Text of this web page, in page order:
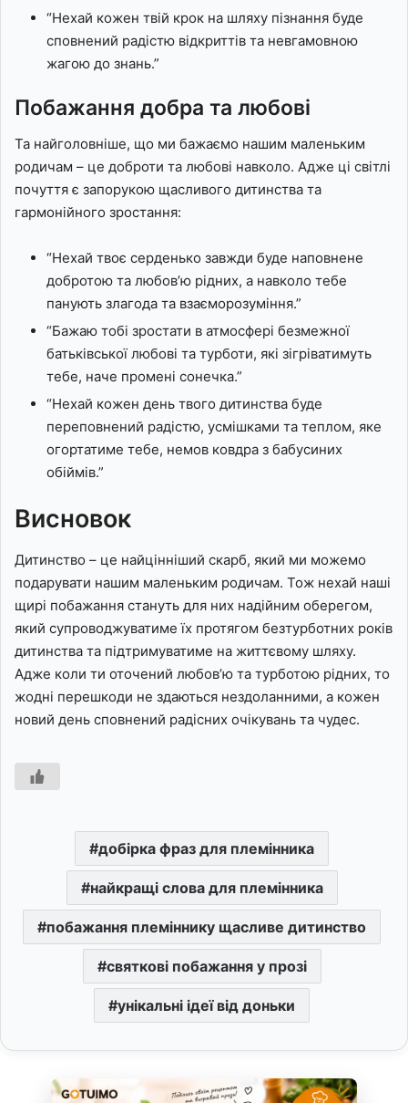
“Нехай кожен твій крок на шляху пізнання буде
сповнений радістю відкриттів та невгамовною
жагою до знань.”
Побажання добра та любові
Та найголовніше, що ми бажаємо нашим маленьким
родичам – це доброти та любові навколо. Адже ці світлі
почуття є запорукою щасливого дитинства та
гармонійного зростання:
“Нехай твоє серденько завжди буде наповнене
добротою та любов’ю рідних, а навколо тебе
панують злагода та взаєморозуміння.”
“Бажаю тобі зростати в атмосфері безмежної
батьківської любові та турботи, які зігріватимуть
тебе, наче промені сонечка.”
“Нехай кожен день твого дитинства буде
переповнений радістю, усмішками та теплом, яке
огортатиме тебе, немов ковдра з бабусиних
обіймів.”
Висновок
Дитинство – це найцінніший скарб, який ми можемо
подарувати нашим маленьким родичам. Тож нехай наші
щирі побажання стануть для них надійним оберегом,
який супроводжуватиме їх протягом безтурботних років
дитинства та підтримуватиме на життєвому шляху.
Адже коли ти оточений любов’ю та турботою рідних, то
жодні перешкоди не здаються нездоланними, а кожен
новий день сповнений радісних очікувань та чудес.
добірка фраз для племінника
найкращі слова для племінника
побажання племіннику щасливе дитинство
святкові побажання у прозі
унікальні ідеї від доньки